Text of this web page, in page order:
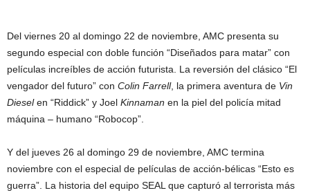
Del viernes 20 al domingo 22 de noviembre, AMC presenta su
segundo especial con doble función “Diseñados para matar” con
películas increíbles de acción futurista. La reversión del clásico “El
vengador del futuro” con Colin Farrell, la primera aventura de Vin
Dieselen “Riddick” y Joel Kinnaman en la piel del policía mitad
máquina – humano “Robocop”.
Y del jueves 26 al domingo 29 de noviembre, AMC termina
noviembre con el especial de películas de acción-bélicas “Esto es
guerra”. La historia del equipo SEAL que capturó al terrorista más